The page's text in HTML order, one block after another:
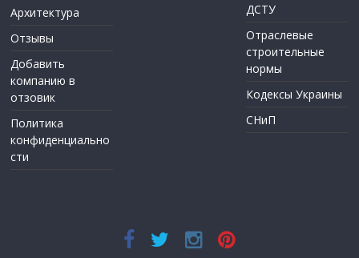
Архитектура
Отзывы
Добавить
компанию в
отзовик
Политика
конфиденциально
сти
ДСТУ
Отраслевые
строительные
нормы
Кодексы Украины
СНиП